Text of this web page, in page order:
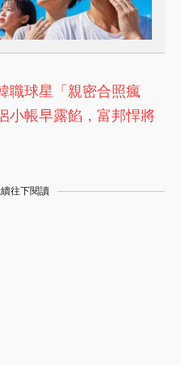
職球星「親密合照瘋
小帳早露餡，富邦悍將
往下閱讀